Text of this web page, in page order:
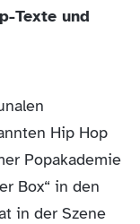
Texte und
Hip Hop
Popakademie
Box“ in den
in der Szene